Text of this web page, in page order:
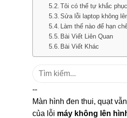
Tôi có thể tự khắc
Sửa lỗi laptop không
Làm thế nào để hạn
Bài Viết Liên Quan
Bài Viết Khác
Tìm
--
Màn hình đen thui, quạt
của lỗi máy không lên